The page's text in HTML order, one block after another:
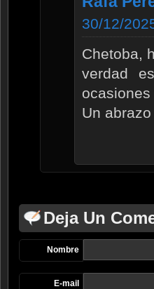
30/12/
Chetoba,
verdad
Un
Deja Un
Nombre
E-mail